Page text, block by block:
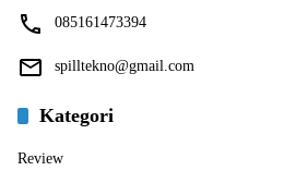
085161473394
spilltekno@gmail.com
Kategori
Review